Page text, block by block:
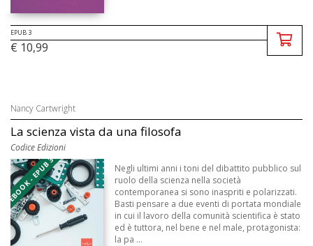
EPUB 3
€ 10,99
Nancy Cartwright
La scienza vista da una filosofa
Codice Edizioni
EBOOK - EPUB 3
Negli ultimi anni i toni del dibattito pubblico sul
ruolo della scienza nella società
contemporanea si sono inaspriti e polarizzati.
Basti pensare a due eventi di portata mondiale
in cui il lavoro della comunità scientifica è stato
ed è tuttora, nel bene e nel male, protagonista:
la pa ...